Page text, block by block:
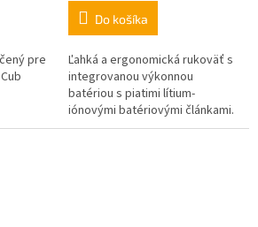
pre
Do košíka
Ľahká a ergonomická rukoväť s
integrovanou výkonnou
batériou s piatimi lítium-
iónovými batériovými článkami.
• Pre všetky akumulátorové...